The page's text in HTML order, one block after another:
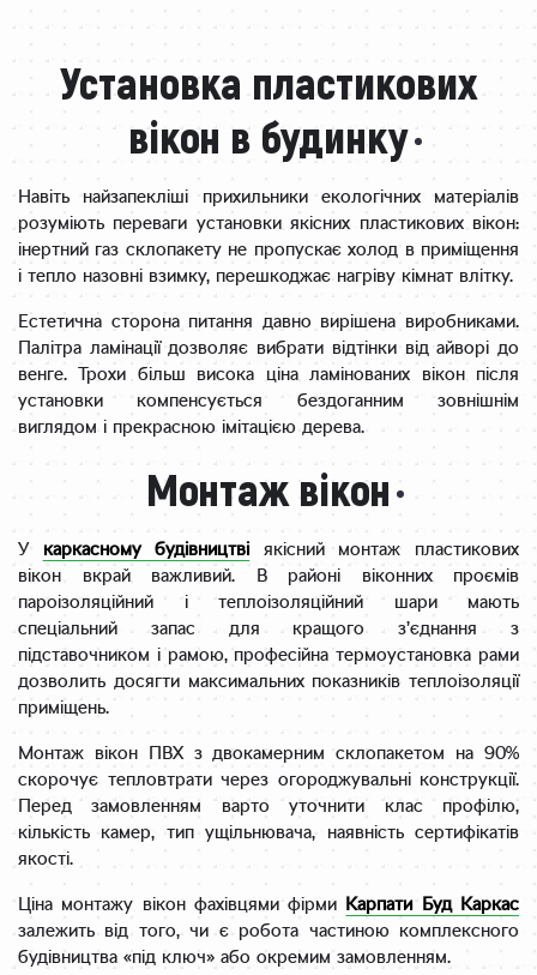
Установка пластикових
вікон в будинку
Навіть найзапекліші прихильники екологічних матеріалів
розуміють переваги установки якісних пластикових вікон:
інертний газ склопакету не пропускає холод в приміщення
і тепло назовні взимку, перешкоджає нагріву кімнат влітку.
Естетична сторона питання давно вирішена виробниками.
Палітра ламінації дозволяє вибрати відтінки від айворі до
венге. Трохи більш висока ціна ламінованих вікон після
установки компенсується бездоганним зовнішнім
виглядом і прекрасною імітацією дерева.
Монтаж вікон
У каркасному будівництві якісний монтаж пластикових
вікон вкрай важливий. В районі віконних проємів
пароізоляційний і теплоізоляційний шари мають
спеціальний запас для кращого з’єднання з
підставочником і рамою, професійна термоустановка рами
дозволить досягти максимальних показників теплоізоляції
приміщень.
Монтаж вікон ПВХ з двокамерним склопакетом на 90%
скорочує тепловтрати через огороджувальні конструкції.
Перед замовленням варто уточнити клас профілю,
кількість камер, тип ущільнювача, наявність сертифікатів
якості.
Ціна монтажу вікон фахівцями фірми Карпати Буд Каркас
залежить від того, чи є робота частиною комплексного
будівництва «під ключ» або окремим замовленням.